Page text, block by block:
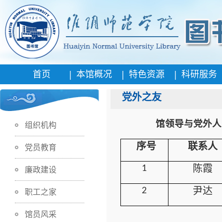
首页 | 本馆概况 | 特色资源 | 科研服务
组织机构
党员教育
廉政建设
职工之家
馆员风采
党外之友
馆领导与党外人
序号 联系人
1 陈霞
2 尹达